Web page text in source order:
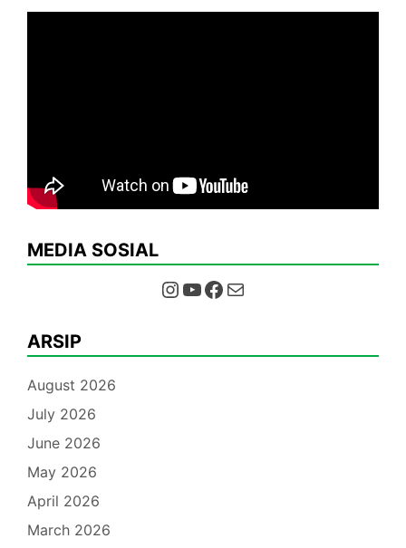
MEDIA SOSIAL
Instagram YouTube Facebook Mail
ARSIP
August 2026
July 2026
June 2026
May 2026
April 2026
March 2026